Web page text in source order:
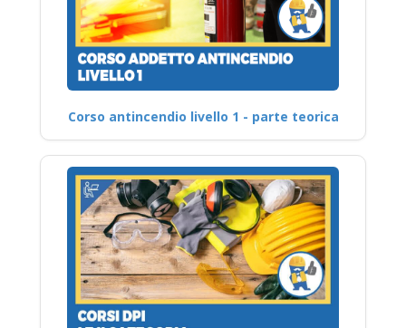
Corso antincendio livello 1 - parte teorica